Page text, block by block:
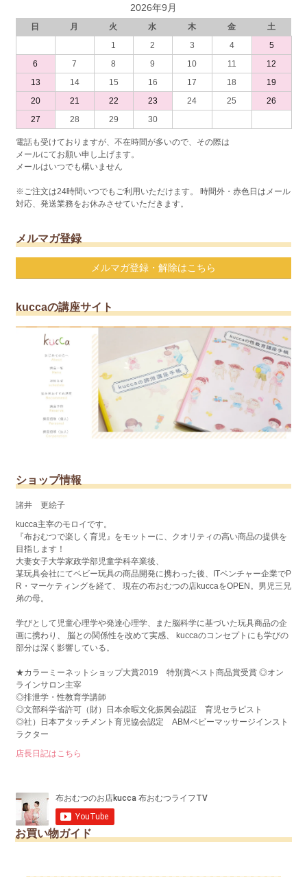
2026年9月
日 月 火 水 木 金
土
1
2 3 4
5
6
7 8 9 10 11
12
13
14 15 16 17 18
19
20
21 22 23 24 25
26
27
28 29 30
電話も受けておりますが、不在時間が多いので、その際は
メールにてお願い申し上げます。
メールはいつでも構いません
※ご注文は24時間いつでもご利用いただけます。 時間外・赤色日はメール
対応、発送業務をお休みさせていただきます。
メルマガ登録
メルマガ登録・解除はこちら
kuccaの講座サイト
ショップ情報
諸井 更絵子
kucca主宰のモロイです。
『布おむつで楽しく育児』をモットーに、クオリティの高い商品の提供を
目指します！
大妻女子大学家政学部児童学科卒業後、
某玩具会社にてベビー玩具の商品開発に携わった後、ITベンチャー企業でP
R・マーケティングを経て、 現在の布おむつの店kuccaをOPEN。男児三兄
弟の母。
学びとして児童心理学や発達心理学、また脳科学に基づいた玩具商品の企
画に携わり、 脳との関係性を改めて実感、 kuccaのコンセプトにも学びの
部分は深く影響している。
★カラーミーネットショップ大賞2019 特別賞ベスト商品賞受賞 ◎オン
ラインサロン主宰
◎排泄学・性教育学講師
◎文部科学省許可（財）日本余暇文化振興会認証 育児セラピスト
◎社）日本アタッチメント育児協会認定 ABMベビーマッサージインスト
ラクター
店長日記はこちら
お買い物ガイド